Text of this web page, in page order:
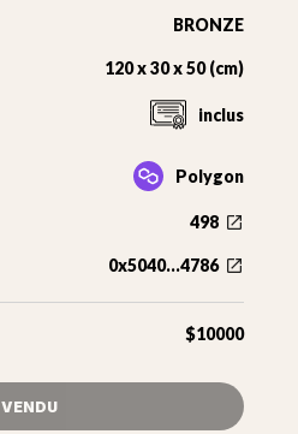
BRONZE
120 x 30 x 50 (cm)
inclus
Polygon
498
0x5040...4786
$10000
VENDU